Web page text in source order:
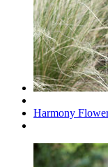
Harmony